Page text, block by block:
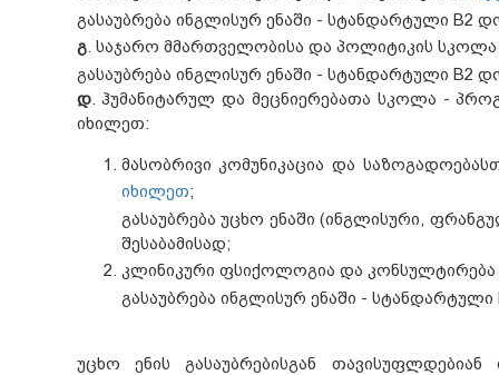
გასაუბრება ინგლისურ ენაში - სტანდარტული B2
გ. საჯარო მმართველობისა და პოლიტიკის სკოლა
გასაუბრება ინგლისურ ენაში - სტანდარტული B2
დ. ჰუმანიტარულ და მეცნიერებათა სკოლა -
იხილეთ:
მასობრივი კომუნიკაცია და
იხილეთ;
გასაუბრება უცხო ენაში (ინგლისური,
შესაბამისად;
კლინიკური ფსიქოლოგია და კონსულტირება
გასაუბრება ინგლისურ ენაში - სტანდარტული
უცხო ენის გასაუბრებისგან